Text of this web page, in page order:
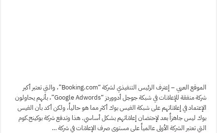
الموقع العربي – إعترف الرئيس التنفيذي لشركة “Booking.com”، والتي تعتبر أكبر
شركة منفقة للإعلانات في شبكة جوجل أدووردز “Google Adwords”، بأنهم يحاولون
الإعتماد في إعلاناتهم على شبكة الفيس بوك أكثر مما هو حالياً، ولكن أكد بأن الفيس
بوك ليس جاهزاً بعد لإحتضان إعلاناتهم بشكل أساسي. هذا وتدفع شركة بوكينج.كوم
التي تعتبر الشركة الأولى عالمياً على مستوى صرف الإعلانات في شركة …